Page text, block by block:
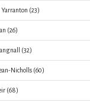
(23)
(26)
(32)
Nicholls (60)
(68)